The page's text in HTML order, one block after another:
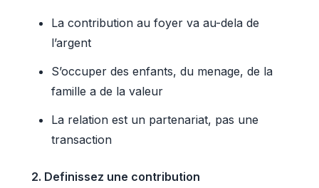
La contribution au foyer va au-dela de
l’argent
S’occuper des enfants, du menage, de la
famille a de la valeur
La relation est un partenariat, pas une
transaction
2. Definissez une contribution